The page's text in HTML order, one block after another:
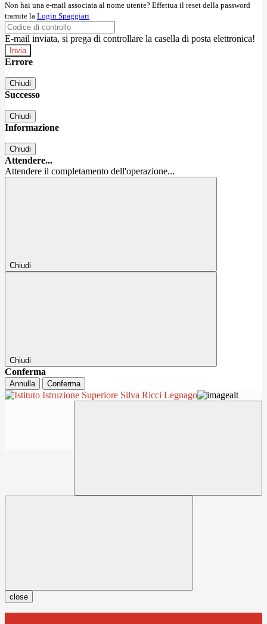
Non hai una e-mail associata al nome utente? Effettua il reset della password
tramite la Login Spaggiari
E-mail inviata, si prega di controllare la casella di posta elettronica!
Errore
Chiudi
Successo
Chiudi
Informazione
Chiudi
Attendere...
Attendere il completamento dell'operazione...
Chiudi
Chiudi
Conferma
Annulla Conferma
close